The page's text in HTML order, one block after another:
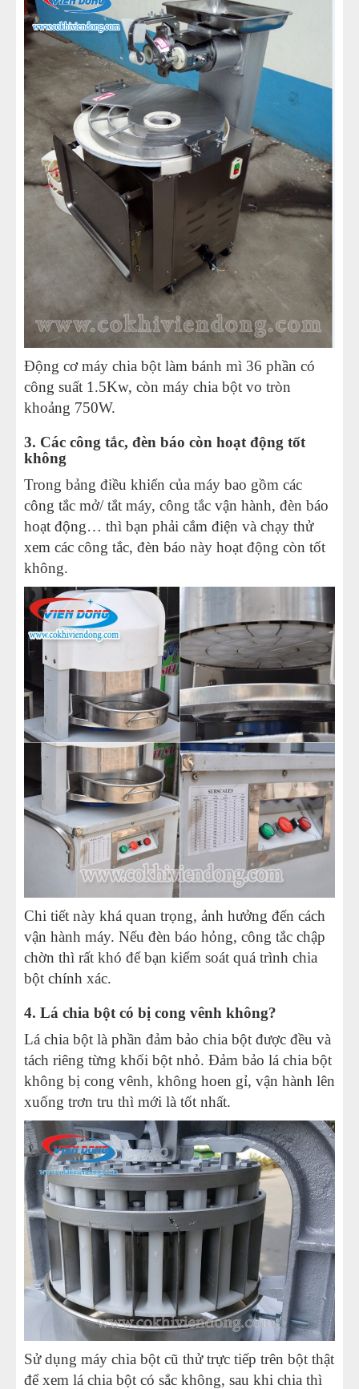
Động cơ máy chia bột làm bánh mì 36 phần có
công suất 1.5Kw, còn máy chia bột vo tròn
khoảng 750W.
3. Các công tắc, đèn báo còn hoạt động tốt
không
Trong bảng điều khiển của máy bao gồm các
công tắc mở/ tắt máy, công tắc vận hành, đèn báo
hoạt động… thì bạn phải cắm điện và chạy thử
xem các công tắc, đèn báo này hoạt động còn tốt
không.
Chi tiết này khá quan trọng, ảnh hưởng đến cách
vận hành máy. Nếu đèn báo hỏng, công tắc chập
chờn thì rất khó để bạn kiểm soát quá trình chia
bột chính xác.
4. Lá chia bột có bị cong vênh không?
Lá chia bột là phần đảm bảo chia bột được đều và
tách riêng từng khối bột nhỏ. Đảm bảo lá chia bột
không bị cong vênh, không hoen gỉ, vận hành lên
xuống trơn tru thì mới là tốt nhất.
Sử dụng máy chia bột cũ thử trực tiếp trên bột thật
để xem lá chia bột có sắc không, sau khi chia thì